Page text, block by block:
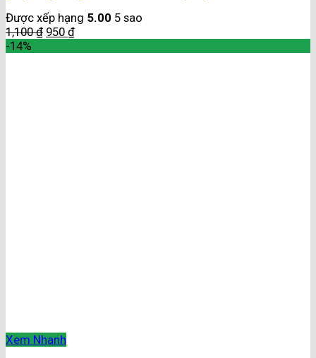
Được xếp hạng 5.00 5 sao
1,100₫ 950 ₫
-14%
Xem Nhanh